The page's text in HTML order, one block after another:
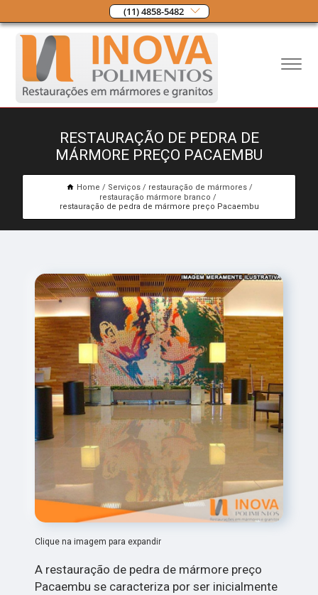
(11) 4858-5482
RESTAURAÇÃO DE PEDRA DE
MÁRMORE PREÇO PACAEMBU
Home Serviços
restauração de mármores
restauração mármore branco
restauração de pedra de mármore preço Pacaembu
Clique na imagem para expandir
A restauração de pedra de mármore preço
Pacaembu se caracteriza por ser inicialmente